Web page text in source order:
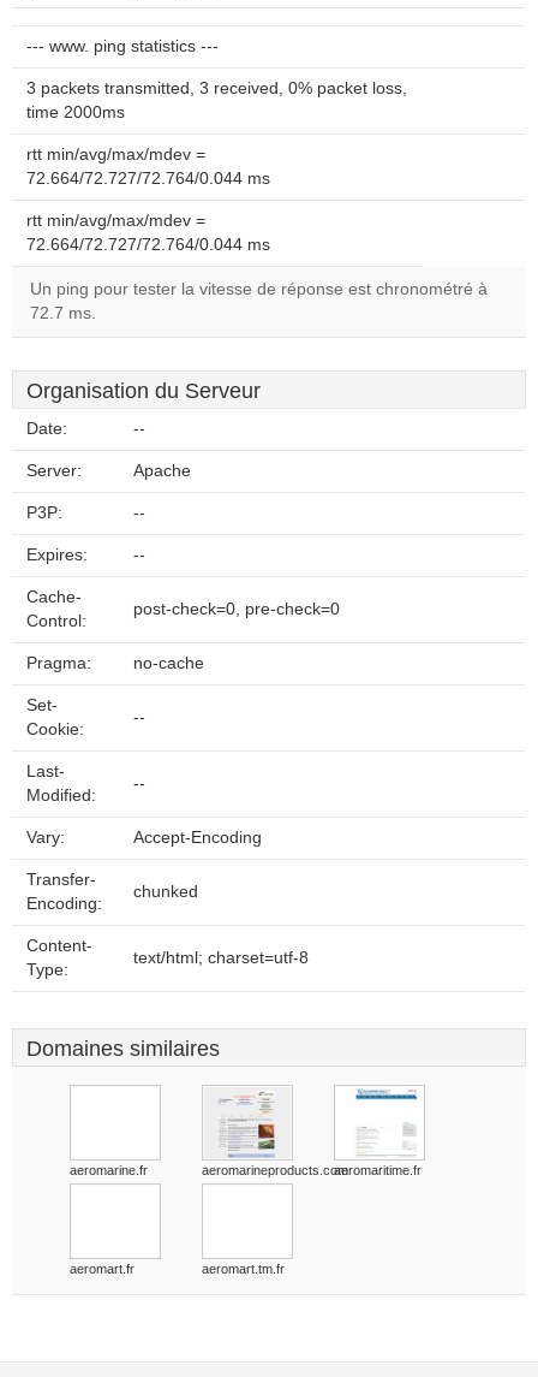
--- www. ping statistics ---
3 packets transmitted, 3 received, 0% packet loss,
time 2000ms
rtt min/avg/max/mdev =
72.664/72.727/72.764/0.044 ms
rtt min/avg/max/mdev =
72.664/72.727/72.764/0.044 ms
Un ping pour tester la vitesse de réponse est chronométré à
72.7 ms.
Organisation du Serveur
Date: --
Server: Apache
P3P: --
Expires: --
Cache-
Control:
post-check=0, pre-check=0
Pragma: no-cache
Set-
Cookie:
--
Last-
Modified:
--
Vary: Accept-Encoding
Transfer-
Encoding:
chunked
Content-
Type:
text/html; charset=utf-8
Domaines similaires
aeromarine.fr aeromarineproducts.comaeromaritime.fr
aeromart.fr aeromart.tm.fr